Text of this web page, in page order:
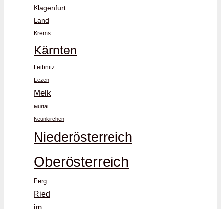
Klagenfurt
Land
Krems
Kärnten
Leibnitz
Liezen
Melk
Murtal
Neunkirchen
Niederösterreich
Oberösterreich
Perg
Ried